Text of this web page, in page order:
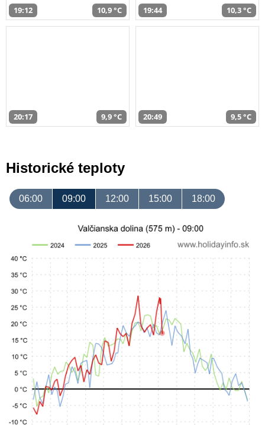
19:12 10,9 °C 19:44 10,3 °C
20:17 9,9 °C 20:49 9,5 °C
Historické teploty
06:00 09:00 12:00 15:00 18:00